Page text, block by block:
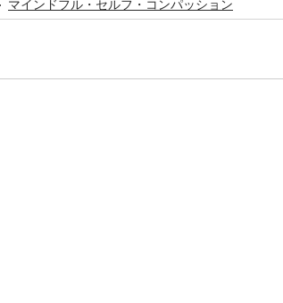
マインドフル・セルフ・コンパッション